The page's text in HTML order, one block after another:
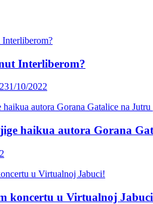
Interliberom?
31/10/2022
haikua autora Gorana
koncertu u Virtualnoj